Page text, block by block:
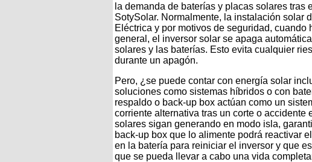
la demanda de baterías y placas solares tras
SotySolar. Normalmente, la instalación solar
Eléctrica y por motivos de seguridad,
general, el inversor solar se apaga
solares y las baterías. Esto evita cualquier
durante un apagón.
Pero, ¿se puede contar con energía solar
soluciones como sistemas híbridos o con
respaldo o back-up box actúan como un
corriente alternativa tras un corte o
solares sigan generando en modo isla,
back-up box que lo alimente podrá reactivar
en la batería para reiniciar el inversor y que
que se pueda llevar a cabo una vida